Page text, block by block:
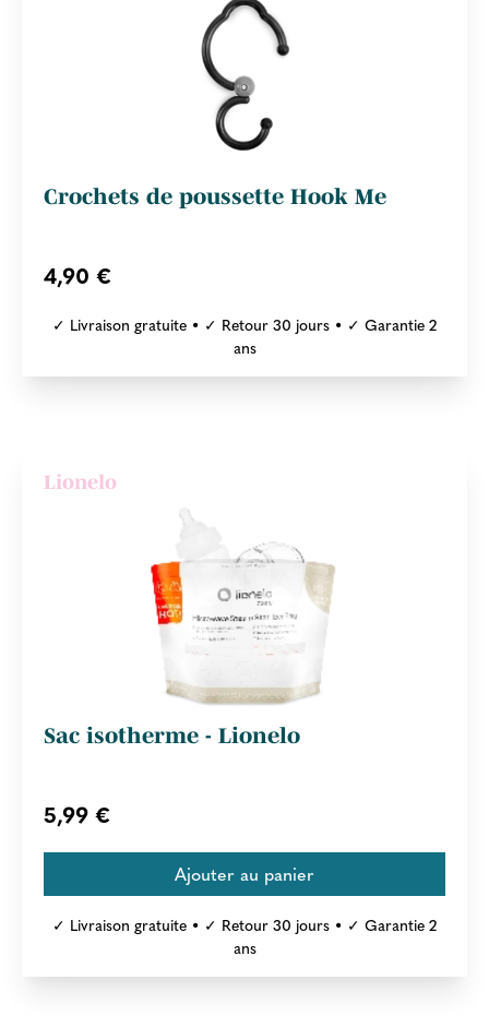
Crochets de poussette Hook Me
4,90 €
✓ Livraison gratuite • ✓ Retour 30 jours • ✓ Garantie 2
ans
Lionelo
Sac isotherme - Lionelo
5,99 €
✓ Livraison gratuite • ✓ Retour 30 jours • ✓ Garantie 2
ans